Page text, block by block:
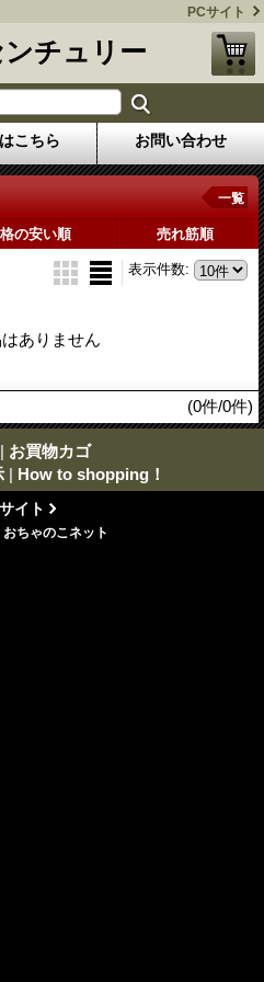
PCサイト
チュリー
こちら お問い合わせ
一覧
の安い順 売れ筋順
表示件数:
ありません
(0件/0件)
| お買物カゴ
| How to shopping！
イト
おちゃのこネット